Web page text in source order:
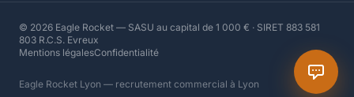
© 2026 Eagle Rocket — SASU au capital de 1 000 € · SIRET 883 581
803 R.C.S. Evreux
Mentions légalesConfidentialité
Eagle Rocket Lyon — recrutement commercial à Lyon